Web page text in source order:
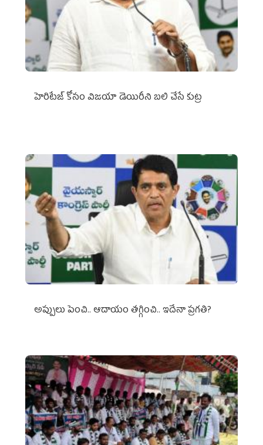
హెరిటేజ్ కోసం విజయా డెయిరీని బలి చేసే కుట్ర‌
అప్పులు పెంచి.. ఆదాయం తగ్గించి.. ఇదేనా ప్రగతి?